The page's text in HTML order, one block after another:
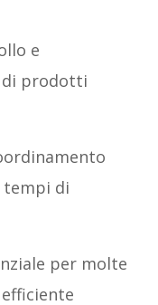
e
di prodotti
tempi di
per molte